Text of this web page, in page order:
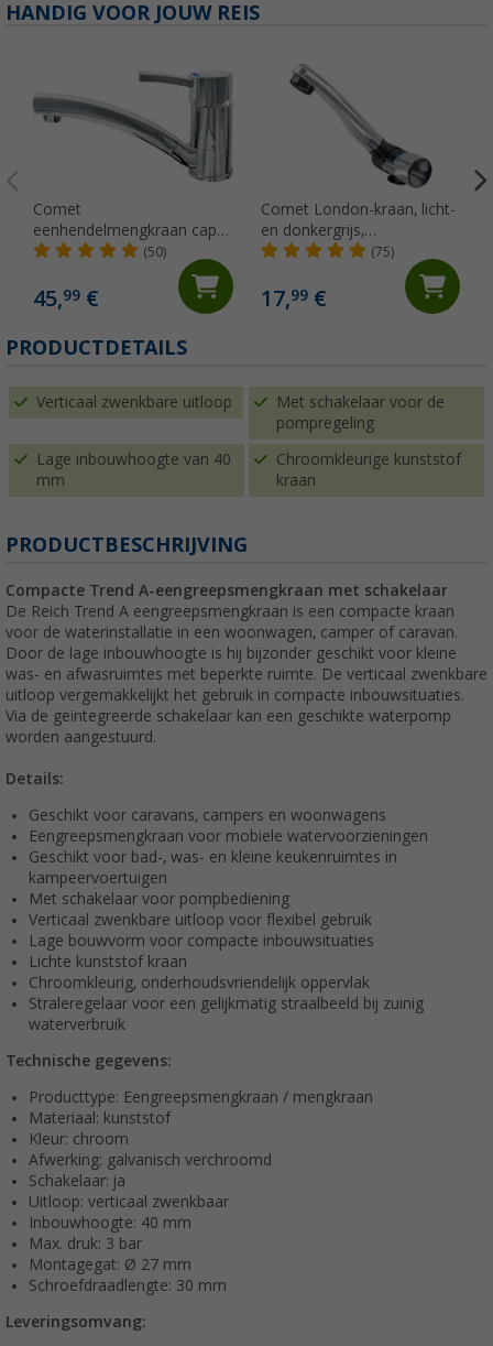
HANDIG VOOR JOUW REIS
Comet
eenhendelmengkraan capri
kompakt
(50)
45,99 €
Comet London-kraan, licht-
en donkergrijs,
neerklapbaar met
microschakelaar voor
caravans en campers,
chroom
(75)
17,99€
PRODUCTDETAILS
Verticaal zwenkbare uitloop
Met schakelaar voor de
pompregeling
Lage inbouwhoogte van 40
mm
Chroomkleurige kunststof
kraan
PRODUCTBESCHRIJVING
Compacte Trend A-eengreepsmengkraan met schakelaar
De Reich Trend A eengreepsmengkraan is een compacte kraan
voor de waterinstallatie in een woonwagen, camper of caravan.
Door de lage inbouwhoogte is hij bijzonder geschikt voor kleine
was- en afwasruimtes met beperkte ruimte. De verticaal zwenkbare
uitloop vergemakkelijkt het gebruik in compacte inbouwsituaties.
Via de geïntegreerde schakelaar kan een geschikte waterpomp
worden aangestuurd.
Details:
Geschikt voor caravans, campers en woonwagens
Eengreepsmengkraan voor mobiele watervoorzieningen
Geschikt voor bad-, was- en kleine keukenruimtes in
kampeervoertuigen
Met schakelaar voor pompbediening
Verticaal zwenkbare uitloop voor flexibel gebruik
Lage bouwvorm voor compacte inbouwsituaties
Lichte kunststof kraan
Chroomkleurig, onderhoudsvriendelijk oppervlak
Straleregelaar voor een gelijkmatig straalbeeld bij zuinig
waterverbruik
Technische gegevens:
Producttype: Eengreepsmengkraan / mengkraan
Materiaal: kunststof
Kleur: chroom
Afwerking: galvanisch verchroomd
Schakelaar: ja
Uitloop: verticaal zwenkbaar
Inbouwhoogte: 40 mm
Max. druk: 3 bar
Montagegat: Ø 27 mm
Schroefdraadlengte: 30 mm
Leveringsomvang: